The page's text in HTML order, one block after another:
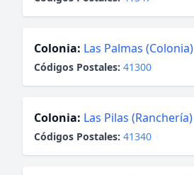
Colonia: Las Palmas (Colonia)
Códigos Postales: 41300
Colonia: Las Pilas (Ranchería)
Códigos Postales: 41340